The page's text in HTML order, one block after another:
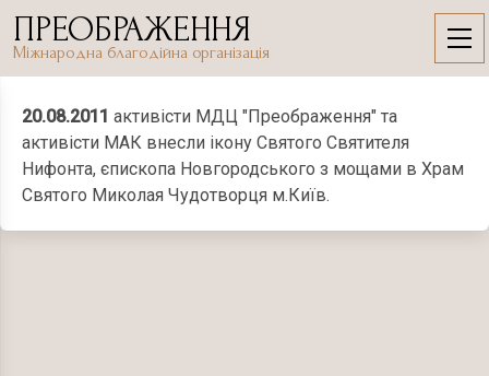
Skip
content
ПРЕОБРАЖЕННЯ
Міжнародна благодійна організація
20.08.2011
20.08.2011 активісти МДЦ "Преображення" та
активісти МАК внесли ікону Святого Святителя
Нифонта, єпископа Новгородського з мощами в Храм
Святого Миколая Чудотворця м.Київ.